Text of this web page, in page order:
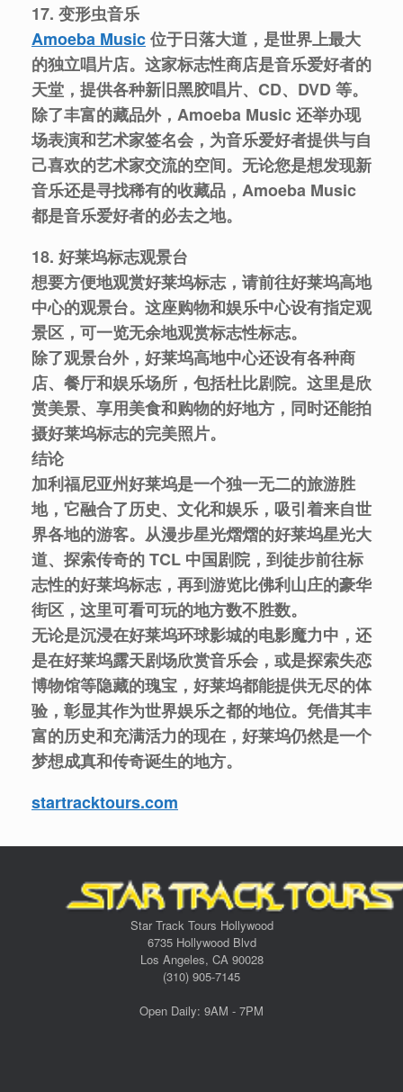
17. 变形虫音乐
Amoeba Music位于日落大道，是世界上最大
的独立唱片店。这家标志性商店是音乐爱好者的
天堂，提供各种新旧黑胶唱片、CD、DVD 等。
除了丰富的藏品外，Amoeba Music 还举办现
场表演和艺术家签名会，为音乐爱好者提供与自
己喜欢的艺术家交流的空间。无论您是想发现新
音乐还是寻找稀有的收藏品，Amoeba Music
都是音乐爱好者的必去之地。
18. 好莱坞标志观景台
想要方便地观赏好莱坞标志，请前往好莱坞高地
中心的观景台。这座购物和娱乐中心设有指定观
景区，可一览无余地观赏标志性标志。
除了观景台外，好莱坞高地中心还设有各种商
店、餐厅和娱乐场所，包括杜比剧院。这里是欣
赏美景、享用美食和购物的好地方，同时还能拍
摄好莱坞标志的完美照片。
结论
加利福尼亚州好莱坞是一个独一无二的旅游胜
地，它融合了历史、文化和娱乐，吸引着来自世
界各地的游客。从漫步星光熠熠的好莱坞星光大
道、探索传奇的 TCL 中国剧院，到徒步前往标
志性的好莱坞标志，再到游览比佛利山庄的豪华
街区，这里可看可玩的地方数不胜数。
无论是沉浸在好莱坞环球影城的电影魔力中，还
是在好莱坞露天剧场欣赏音乐会，或是探索失恋
博物馆等隐藏的瑰宝，好莱坞都能提供无尽的体
验，彰显其作为世界娱乐之都的地位。凭借其丰
富的历史和充满活力的现在，好莱坞仍然是一个
梦想成真和传奇诞生的地方。
startracktours.com
Star Track Tours Hollywood
6735 Hollywood Blvd
Los Angeles, CA 90028
(310) 905-7145
Open Daily: 9AM - 7PM